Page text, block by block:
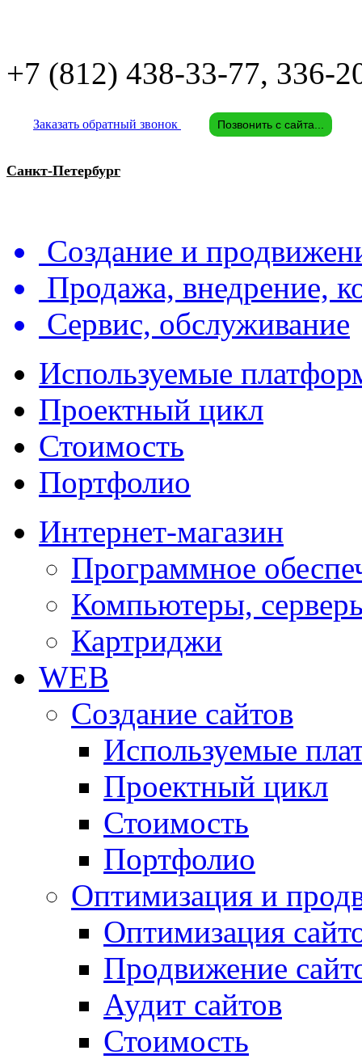
+7 (812) 438-33-77, 336-
Заказать обратный звонок Позвонить с сайта...
Санкт-Петербург
Создание и
Продажа, внедрение,
Сервис, обслуживание
Используемые
Проектный цикл
Стоимость
Портфолио
Интернет-магазин
Программное
Компьютеры,
Картриджи
WEB
Создание сайтов
Используемые
Проектный цикл
Стоимость
Портфолио
Оптимизация и
Оптимизация
Продвижение
Аудит сайтов
Стоимость